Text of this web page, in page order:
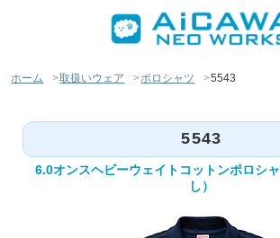
ホーム 取扱いウェア ポロシャツ 5543
5543
6.0オンスヘビーウェイトコットンポロシ
し）